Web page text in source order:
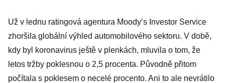
Už v lednu ratingová agentura Moody’s Investor Service
zhoršila globální výhled automobilového sektoru. V době,
kdy byl koronavirus ještě v plenkách, mluvila o tom, že
letos tržby poklesnou o 2,5 procenta. Původně přitom
počítala s poklesem o necelé procento. Ani to ale nevrátilo